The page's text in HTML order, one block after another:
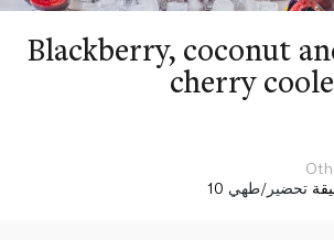
Blackberry, coconut
cherry
تحضير/طهي